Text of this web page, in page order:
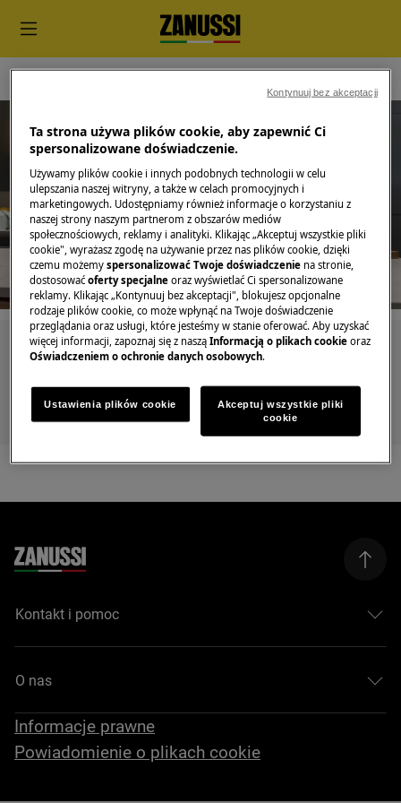
Wsparcie dla Air Fryer
Szukaj wśród naszych artykułów pomocy
Kontakt i pomoc
O nas
Informacje prawne
Powiadomienie o plikach cookie
Ta strona używa plików cookie, aby zapewnić Ci
spersonalizowane doświadczenie.
Używamy plików cookie i innych podobnych technologii w celu
ulepszania naszej witryny, a także w celach promocyjnych i
marketingowych. Udostępniamy również informacje o korzystaniu z
naszej strony naszym partnerom z obszarów mediów
społecznościowych, reklamy i analityki. Klikając „Akceptuj wszystkie pliki
cookie", wyrażasz zgodę na używanie przez nas plików cookie, dzięki
czemu możemyspersonalizować Twoje doświadczenie na stronie,
dostosowaćoferty specjalne oraz wyświetlać Ci spersonalizowane
reklamy. Klikając „Kontynuuj bez akceptacji", blokujesz opcjonalne
rodzaje plików cookie, co może wpłynąć na Twoje doświadczenie
przeglądania oraz usługi, które jesteśmy w stanie oferować. Aby uzyskać
więcej informacji, zapoznaj się z nasząInformacją o plikach cookie oraz
Oświadczeniem o ochronie danych osobowych.
Ustawienia plików cookie
Akceptuj wszystkie pliki
cookie
Kontynuuj bez akceptacji